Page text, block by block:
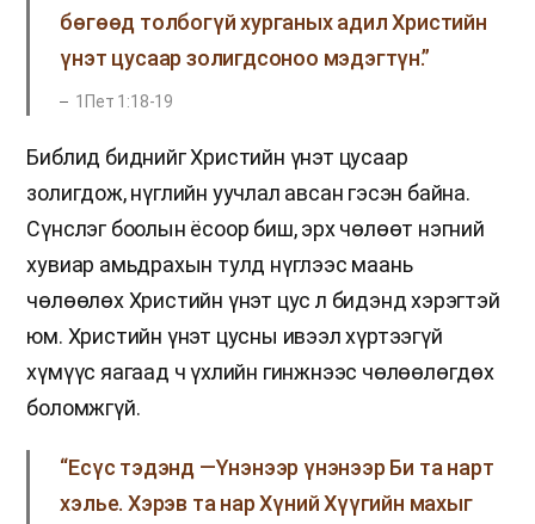
бөгөөд толбогүй хурганых адил Христийн
үнэт цусаар золигдсоноо мэдэгтүн.”
1Пет 1:18-19
Библид биднийг Христийн үнэт цусаар
золигдож, нүглийн уучлал авсан гэсэн байна.
Сүнслэг боолын ёсоор биш, эрх чөлөөт нэгний
хувиар амьдрахын тулд нүглээс маань
чөлөөлөх Христийн үнэт цус л бидэнд хэрэгтэй
юм. Христийн үнэт цусны ивээл хүртээгүй
хүмүүс яагаад ч үхлийн гинжнээс чөлөөлөгдөх
боломжгүй.
“Есүс тэдэнд —Үнэнээр үнэнээр Би та нарт
хэлье. Хэрэв та нар Хүний Хүүгийн махыг